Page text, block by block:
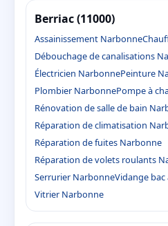
Berriac (11000)
Assainissement Narbonne
Débouchage de canalisations
Électricien NarbonnePeinture
Plombier NarbonnePompe à
Rénovation de salle de bain
Réparation de climatisation
Réparation de fuites Narbonne
Réparation de volets roulants
Serrurier NarbonneVidange
Vitrier Narbonne